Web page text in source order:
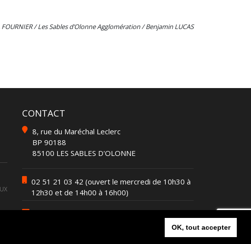
OK, tout accepter
/ Les Sables d’Olonne Agglomération / Benjamin LUCAS
CONTACT
8, rue du Maréchal Leclerc
BP 90188
85100 LES SABLES D'OLONNE
02 51 21 03 42 (ouvert le mercredi de 10h30 à
12h30 et de 14h00 à 16h00)